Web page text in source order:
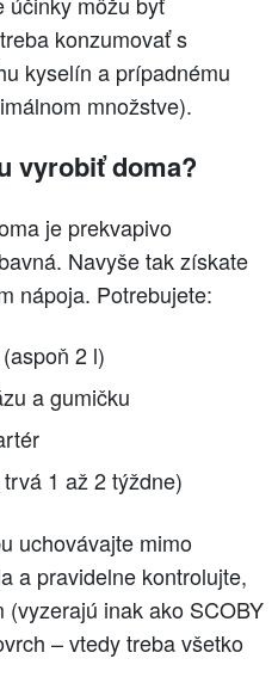
konzumovať s
kyselín a prípadnému
množstve).
vyrobiť doma?
je prekvapivo
Navyše tak získate
nápoja. Potrebujete:
2 l)
a gumičku
1 až 2 týždne)
uchovávajte mimo
a pravidelne kontrolujte,
inak ako SCOBY
– vtedy treba všetko